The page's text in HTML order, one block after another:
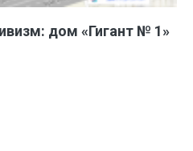
дом «Гигант № 1»